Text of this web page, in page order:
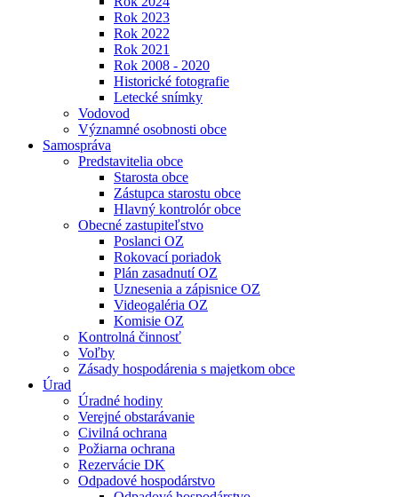
Rok 2023
Rok 2022
Rok 2021
Rok 2008 - 2020
Historické fotografie
Letecké snímky
Vodovod
Významné osobnosti obce
Samospráva
Predstavitelia obce
Starosta obce
Zástupca starostu obce
Hlavný kontrolór obce
Obecné zastupiteľstvo
Poslanci OZ
Rokovací poriadok
Plán zasadnutí OZ
Uznesenia a zápisnice OZ
Videogaléria OZ
Komisie OZ
Kontrolná činnosť
Voľby
Zásady hospodárenia s majetkom obce
Úrad
Úradné hodiny
Verejné obstarávanie
Civilná ochrana
Požiarna ochrana
Rezervácie DK
Odpadové hospodárstvo